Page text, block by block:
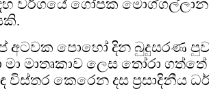
වර්ගයේ ගෝපක මොග්ගල්ලාන
අටවක පොහෝ දින බුදුසරණ
මා මාතෘකාව ලෙස තෝරා
විස්තර කෙරෙන දස ප්‍රසාදිනීය